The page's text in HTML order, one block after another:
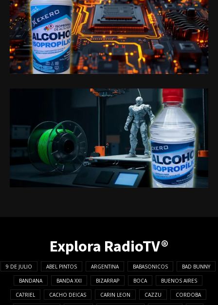
Explora RadioTV®
9 DE JULIO ABEL PINTOS ARGENTINA BABASONICOS BAD BUNNY
BANDANA BANDA XXI BIZARRAP BOCA BUENOS AIRES
CA7RIEL CACHO DEICAS CARIN LEON CAZZU CORDOBA